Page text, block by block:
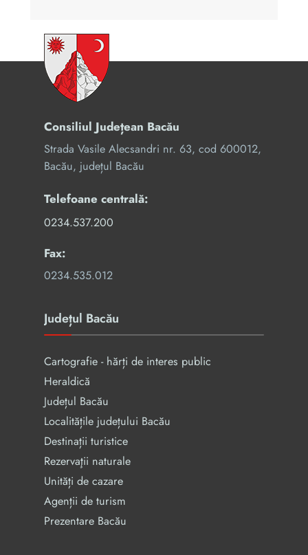
Consiliul Județean Bacău
Strada Vasile Alecsandri nr. 63, cod 600012,
Bacău, județul Bacău
Telefoane centrală:
0234.537.200
Fax:
0234.535.012
Județul Bacău
Cartografie - hărți de interes public
Heraldică
Județul Bacău
Localitățile județului Bacău
Destinații turistice
Rezervaţii naturale
Unități de cazare
Agenții de turism
Prezentare Bacău